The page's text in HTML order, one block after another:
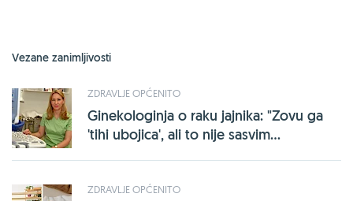
Vezane zanimljivosti
ZDRAVLJE OPĆENITO
Ginekologinja o raku jajnika: "Zovu ga
'tihi ubojica', ali to nije sasvim...
ZDRAVLJE OPĆENITO